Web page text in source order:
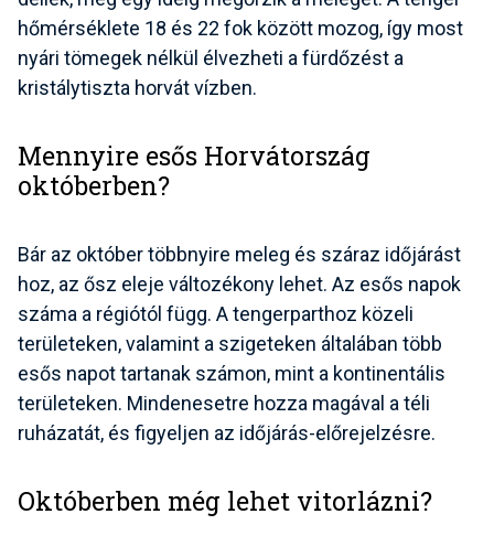
hőmérséklete 18 és 22 fok között mozog, így most
nyári tömegek nélkül élvezheti a fürdőzést a
kristálytiszta horvát vízben.
Mennyire esős Horvátország
októberben?
Bár az október többnyire meleg és száraz időjárást
hoz, az ősz eleje változékony lehet. Az esős napok
száma a régiótól függ. A tengerparthoz közeli
területeken, valamint a szigeteken általában több
esős napot tartanak számon, mint a kontinentális
területeken. Mindenesetre hozza magával a téli
ruházatát, és figyeljen az időjárás-előrejelzésre.
Októberben még lehet vitorlázni?